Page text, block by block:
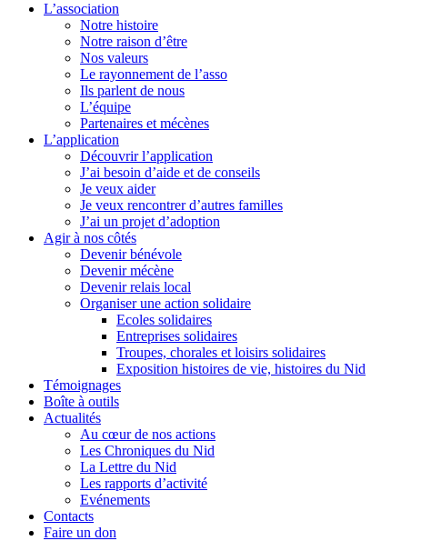
L’association
Notre histoire
Notre raison d’être
Nos valeurs
Le rayonnement de l’asso
Ils parlent de nous
L’équipe
Partenaires et mécènes
L’application
Découvrir l’application
J’ai besoin d’aide et de conseils
Je veux aider
Je veux rencontrer d’autres familles
J’ai un projet d’adoption
Agir à nos côtés
Devenir bénévole
Devenir mécène
Devenir relais local
Organiser une action solidaire
Ecoles solidaires
Entreprises solidaires
Troupes, chorales et loisirs solidaires
Exposition histoires de vie, histoires du Nid
Témoignages
Boîte à outils
Actualités
Au cœur de nos actions
Les Chroniques du Nid
La Lettre du Nid
Les rapports d’activité
Evénements
Contacts
Faire un don